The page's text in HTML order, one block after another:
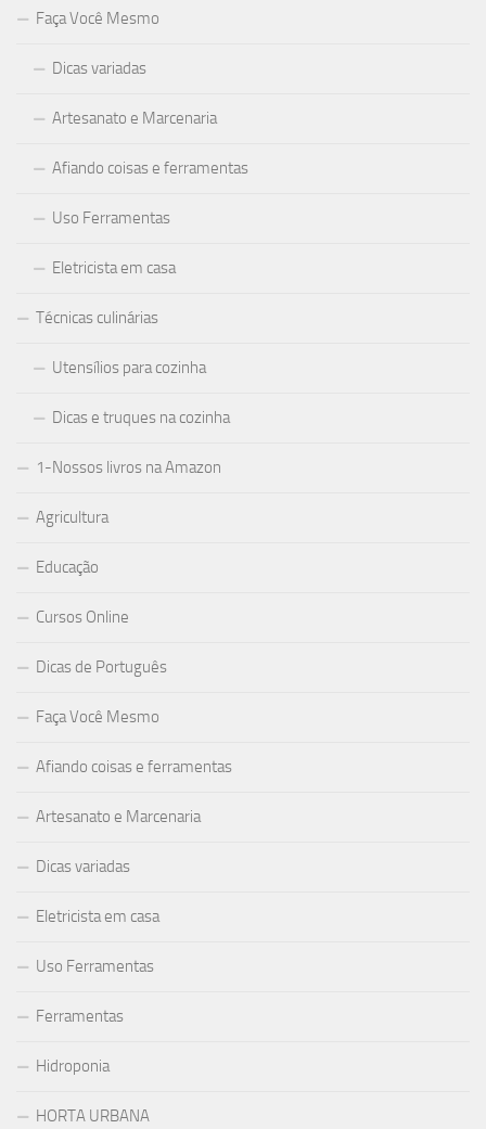
Faça Você Mesmo
Dicas variadas
Artesanato e Marcenaria
Afiando coisas e ferramentas
Uso Ferramentas
Eletricista em casa
Técnicas culinárias
Utensílios para cozinha
Dicas e truques na cozinha
1-Nossos livros na Amazon
Agricultura
Educação
Cursos Online
Dicas de Português
Faça Você Mesmo
Afiando coisas e ferramentas
Artesanato e Marcenaria
Dicas variadas
Eletricista em casa
Uso Ferramentas
Ferramentas
Hidroponia
HORTA URBANA